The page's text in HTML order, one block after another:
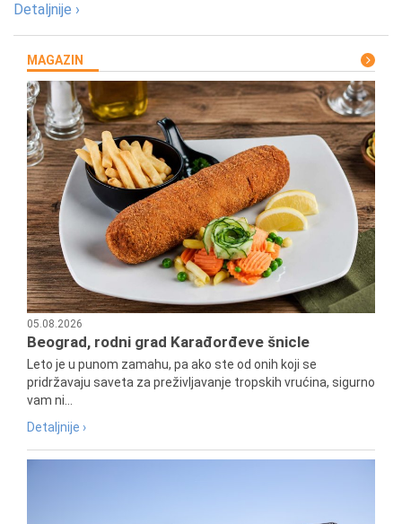
Detaljnije ›
MAGAZIN
05.08.2026
Beograd, rodni grad Karađorđeve šnicle
Leto je u punom zamahu, pa ako ste od onih koji se
pridržavaju saveta za preživljavanje tropskih vrućina, sigurno
vam ni...
Detaljnije ›